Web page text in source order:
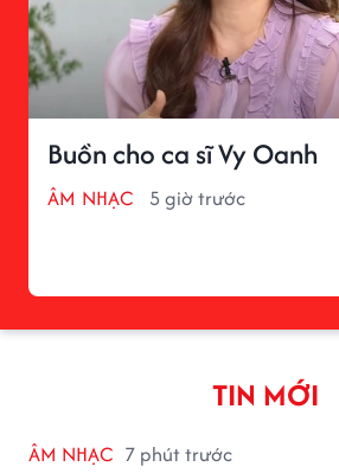
Buồn cho ca sĩ Vy Oanh
ÂM NHẠC 5 giờ trước
TIN MỚI
ÂM NHẠC 7 phút trước